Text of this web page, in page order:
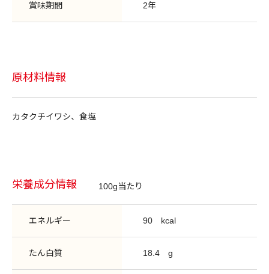
賞味期間 2年
原材料情報
カタクチイワシ、食塩
栄養成分情報 100g当たり
エネルギー 90 kcal
たん白質 18.4 g